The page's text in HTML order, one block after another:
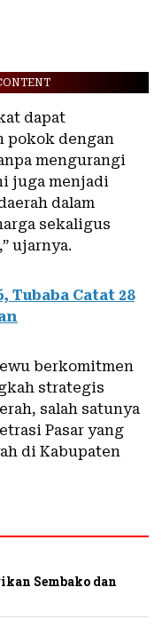
dapat
pokok dengan
mengurangi
juga menjadi
dalam
sekaligus
ujarnya.
Tubaba Catat 28
berkomitmen
strategis
salah satunya
Pasar yang
di Kabupaten
Sembako dan